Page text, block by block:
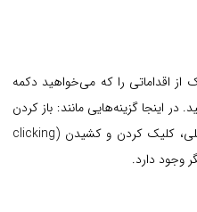
اقداماتی را که می‌خواهید دکمه
در اینجا گزینه‌هایی مانند: باز کردن
مرکز کنترل، رفتن به صفحه اصلی، کلیک کردن و کشیدن (clicking